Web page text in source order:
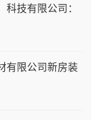
科技有限公司：
有限公司新房装